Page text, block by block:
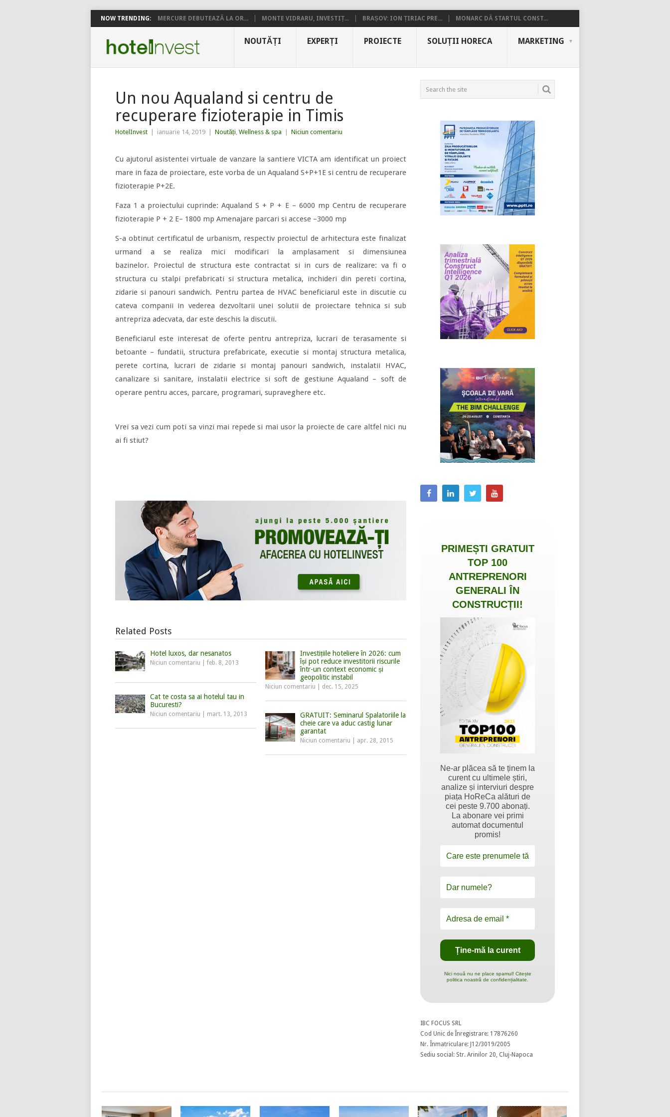
NOW TRENDING: MERCURE DEBUTEAZĂ LA OR... MONTE VIDRARU, INVESTIȚ... BRAȘOV: ION ȚIRIAC PRE... MONARC DĂ STARTUL CONST...
NOUTĂȚI EXPERȚI PROIECTE SOLUȚII HORECA MARKETING
Un nou Aqualand si centru de
recuperare fizioterapie in Timis
HotelInvest ianuarie 14, 2019 Noutăți, Wellness & spa Niciun comentariu
Cu ajutorul asistentei virtuale de vanzare la santiere VICTA am identificat un proiect
mare in faza de proiectare, este vorba de un Aqualand S+P+1E si centru de recuperare
fizioterapie P+2E.
Faza 1 a proiectului cuprinde: Aqualand S + P + E – 6000 mp Centru de recuperare
fizioterapie P + 2 E– 1800 mp Amenajare parcari si accese –3000 mp
S-a obtinut certificatul de urbanism, respectiv proiectul de arhitectura este finalizat
urmand a se realiza mici modificari la amplasament si dimensiunea
bazinelor. Proiectul de structura este contractat si in curs de realizare: va fi o
structura cu stalpi prefabricati si structura metalica, inchideri din pereti cortina,
zidarie si panouri sandwich. Pentru partea de HVAC beneficiarul este in discutie cu
cateva companii in vederea dezvoltarii unei solutii de proiectare tehnica si sub
antrepriza adecvata, dar este deschis la discutii.
Beneficiarul este interesat de oferte pentru antrepriza, lucrari de terasamente si
betoante – fundatii, structura prefabricate, executie si montaj structura metalica,
perete cortina, lucrari de zidarie si montaj panouri sandwich, instalatii HVAC,
canalizare si sanitare, instalatii electrice si soft de gestiune Aqualand – soft de
operare pentru acces, parcare, programari, supraveghere etc.
Vrei sa vezi cum poti sa vinzi mai repede si mai usor la proiecte de care altfel nici nu
ai fi stiut?
Related Posts
Hotel luxos, dar nesanatos
Niciun comentariu feb. 8, 2013
Investițiile hoteliere în 2026: cum
își pot reduce investitorii riscurile
într-un context economic și
geopolitic instabil
Niciun comentariu dec. 15, 2025
Cat te costa sa ai hotelul tau in
Bucuresti?
Niciun comentariu mart. 13, 2013
GRATUIT: Seminarul Spalatoriile la
cheie care va aduc castig lunar
garantat
Niciun comentariu apr. 28, 2015
PRIMEȘTI GRATUIT
TOP 100
ANTREPRENORI
GENERALI ÎN
CONSTRUCȚII!
Ne-ar plăcea să te ținem la
curent cu ultimele știri,
analize și interviuri despre
piața HoReCa alături de
cei peste 9.700 abonați.
La abonare vei primi
automat documentul
promis!
Nici nouă nu ne place spamul! Citește
politica noastră de confidențialitate.
IBC FOCUS SRL
Cod Unic de Înregistrare: 17876260
Nr. Înmatriculare: J12/3019/2005
Sediu social: Str. Arinilor 20, Cluj-Napoca